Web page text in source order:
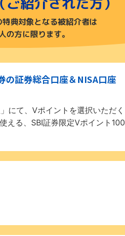
典対象となる被紹介者は
の方に限ります。
の証券総合口座＆NISA口座
にて、Vポイントを選択いただく
える、SBI証券限定Vポイント